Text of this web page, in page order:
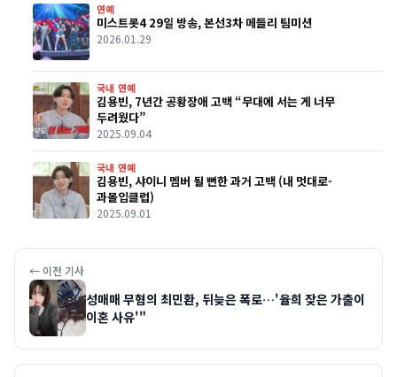
연예
미스트롯4 29일 방송, 본선3차 메들리 팀미션
2026.01.29
국내 연예
김용빈, 7년간 공황장애 고백 “무대에 서는 게 너무
두려웠다”
2025.09.04
국내 연예
김용빈, 샤이니 멤버 될 뻔한 과거 고백 (내 멋대로-
과몰입클럽)
2025.09.01
← 이전 기사
성매매 무혐의 최민환, 뒤늦은 폭로…'율희 잦은 가출이
이혼 사유'"